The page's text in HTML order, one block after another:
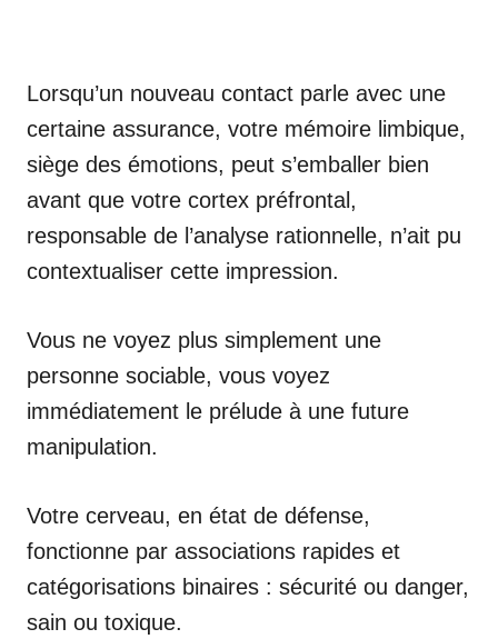
Lorsqu’un nouveau contact parle avec une
certaine assurance, votre mémoire limbique,
siège des émotions, peut s’emballer bien
avant que votre cortex préfrontal,
responsable de l’analyse rationnelle, n’ait pu
contextualiser cette impression.
Vous ne voyez plus simplement une
personne sociable, vous voyez
immédiatement le prélude à une future
manipulation.
Votre cerveau, en état de défense,
fonctionne par associations rapides et
catégorisations binaires : sécurité ou danger,
sain ou toxique.